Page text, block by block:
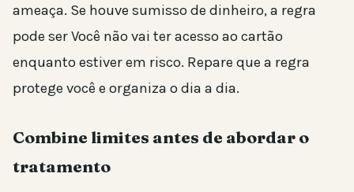
ameaça. Se houve sumisso de dinheiro, a regra
pode ser Você não vai ter acesso ao cartão
enquanto estiver em risco. Repare que a regra
protege você e organiza o dia a dia.
Combine limites antes de abordar o
tratamento